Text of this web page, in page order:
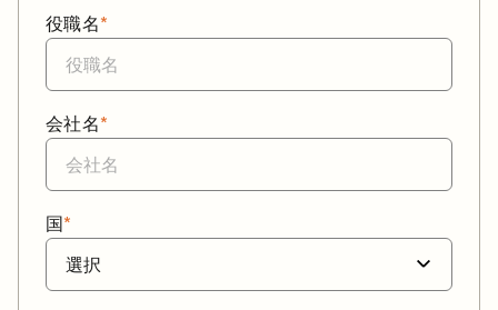
*
役職名
*
会社名
*
国